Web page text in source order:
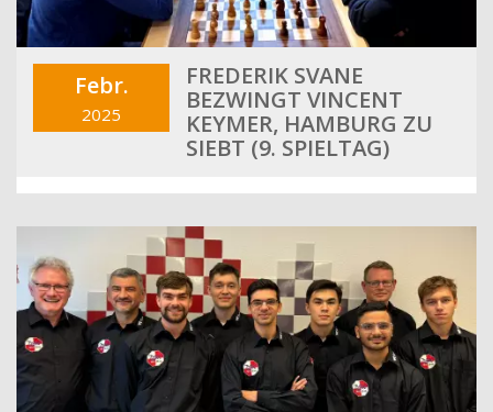
Febr.
2025
FREDERIK SVANE
BEZWINGT VINCENT
KEYMER, HAMBURG ZU
SIEBT (9. SPIELTAG)